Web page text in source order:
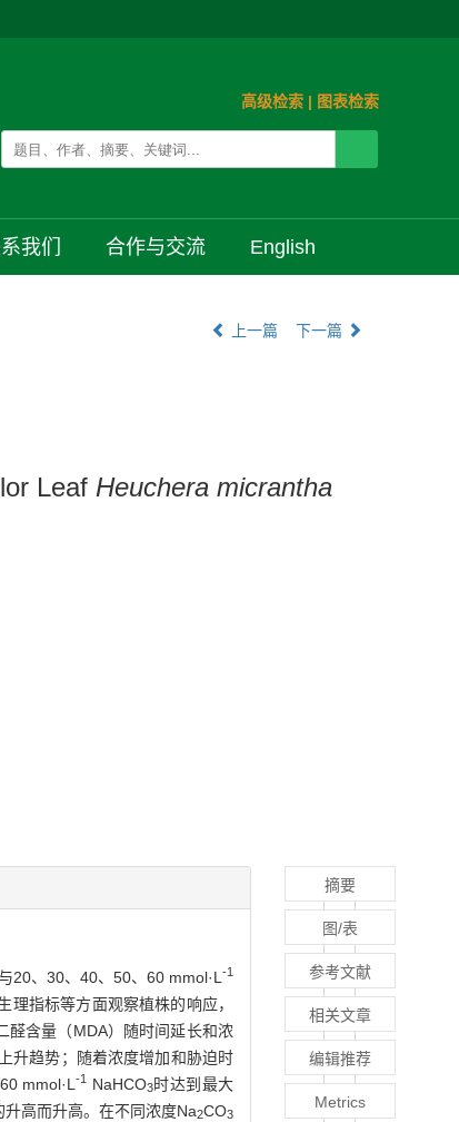
高级检索 | 图表检索
我们 合作与交流 English
上一篇 下一篇
Leaf Heuchera micrantha
20、30、40、50、60 mmol·L-1
指标等方面观察植株的响应，
醛含量（MDA）随时间延长和浓
升趋势；随着浓度增加和胁迫时
mmol·L-1 NaHCO3时达到最大
升高而升高。在不同浓度Na2CO3
摘要
图/表
参考文献
相关文章
编辑推荐
Metrics